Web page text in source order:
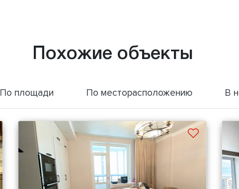
Похожие объекты
По площади По месторасположению В